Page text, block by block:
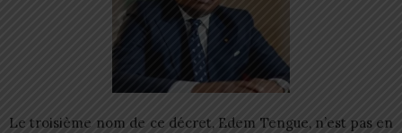
Le troisième nom de ce décret, Edem Tengue, n’est pas en